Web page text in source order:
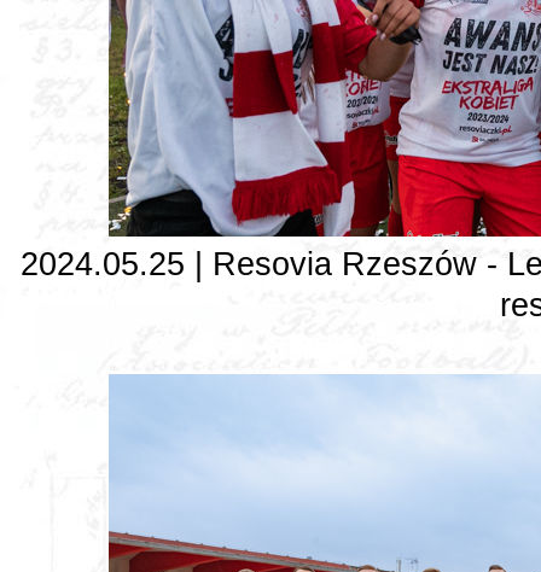
2024.05.25 | Resovia Rzeszów -